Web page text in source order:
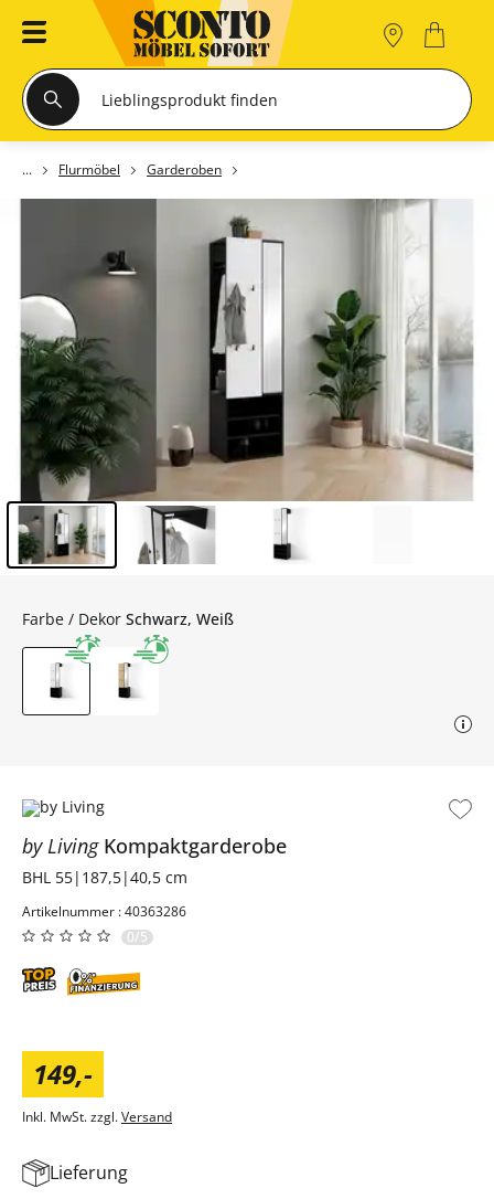
Flurmöbel Garderoben
by Living Kompaktgarderobe
BHL 55|187,5|40,5 cm
Artikelnummer : 40363286
0/5
149,-
Inkl. MwSt. zzgl.Versand
Farbe / Dekor Schwarz, Weiß
Lieferung